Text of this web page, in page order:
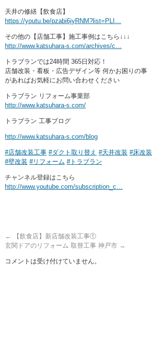
天井の修繕【飲食店】
https://youtu.be/pzabi6jyRNM?list=PLI…
その他の【店舗工事】施工事例はこちら↓↓↓
http://www.katsuhara-s.com/archives/c…
トラブランでは24時間 365日対応！
店舗改装・看板・広告デザイン等 何かお困りの事
があればお気軽にお問い合わせください
トラブラン リフォーム事業部
http://www.katsuhara-s.com/
トラブラン 工事ブログ
http://www.katsuhara-s.com/blog
#店舗改装工事 #ダクト取り替え #天井改装 #床改装
#壁改装 #リフォーム #トラブラン
チャンネル登録はこちら
http://www.youtube.com/subscription_c…
←
【飲食店】新店舗改装工事①
玄関ドアのリフォーム 取替工事 神戸市 →
コメントは受け付けていません。